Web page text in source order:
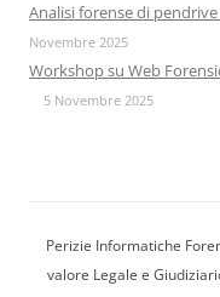
Analisi forense di
Novembre 2025
Workshop su Web
5 Novembre 2025
Perizie Informatiche
valore Legale e